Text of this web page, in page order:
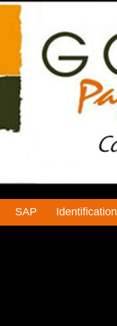
SAP Identification